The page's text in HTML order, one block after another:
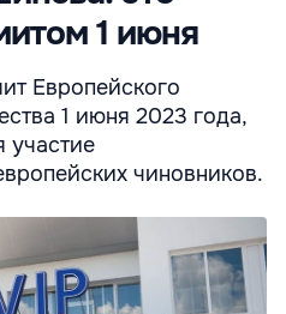
1 июня
Европейского
1 июня 2023 года,
участие
чиновников.